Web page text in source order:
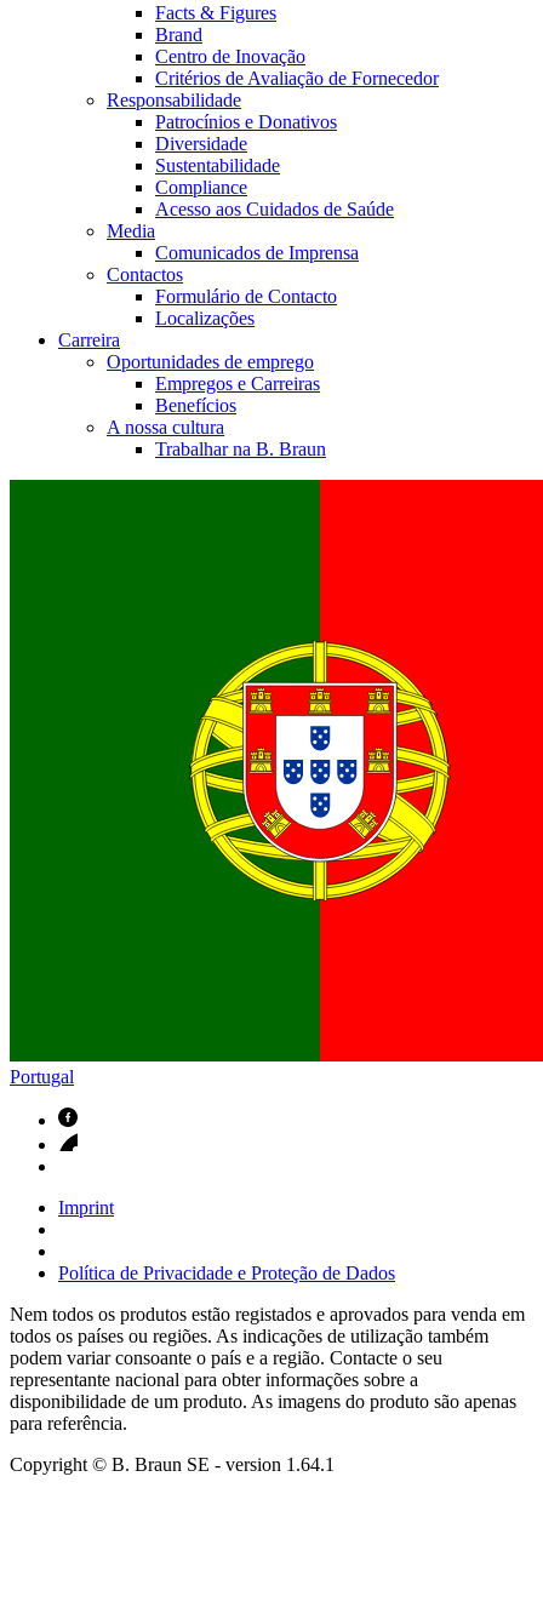
Facts & Figures
Brand
Centro de Inovação
Critérios de Avaliação de Fornecedor
Responsabilidade
Patrocínios e Donativos
Diversidade
Sustentabilidade
Compliance
Acesso aos Cuidados de Saúde
Media
Comunicados de Imprensa
Contactos
Formulário de Contacto
Localizações
Carreira
Oportunidades de emprego
Empregos e Carreiras
Benefícios
A nossa cultura
Trabalhar na B. Braun
Portugal
Imprint
Política de Privacidade e Proteção de Dados
Nem todos os produtos estão registados e aprovados para venda em
todos os países ou regiões. As indicações de utilização também
podem variar consoante o país e a região. Contacte o seu
representante nacional para obter informações sobre a
disponibilidade de um produto. As imagens do produto são apenas
para referência.
Copyright © B. Braun SE - version 1.64.1